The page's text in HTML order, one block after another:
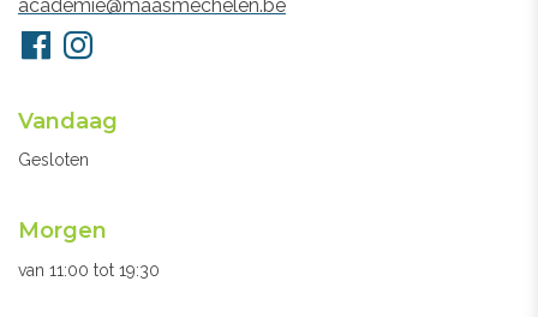
mail
academie@maasmechelen.be
Volg
ons
FacebookInstagram
Openingsuren
secretariaat
Vandaag
Gesloten
Morgen
van 11:00 tot 19:30